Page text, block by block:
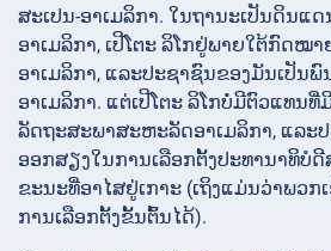
ສະເປນ-ອາເມລິກາ. ໃນຖານະເປັນດິນແ
ອາເມລິກາ, ເປີໂຕະ ລິໂກຢູ່ພາຍໃຕ້ກົດໝ
ອາເມລິກາ, ແລະປະຊາຊົນຂອງມັນເປັນ
ອາເມລິກາ. ແຕ່ເປີໂຕະ ລິໂກບໍ່ມີຕົວແທນ
ລັດຖະສະພາສະຫະລັດອາເມລິກາ, ແລະ
ອອກສຽງໃນການເລືອກຕັ້ງປະທານາທິບໍ
ຂະນະທີ່ອາໄສຢູ່ເກາະ (ເຖິງແມ່ນວ່າພວກ
ການເລືອກຕັ້ງຂັ້ນຕົ້ນໄດ້).